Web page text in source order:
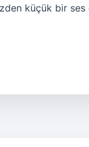
küçük bir ses